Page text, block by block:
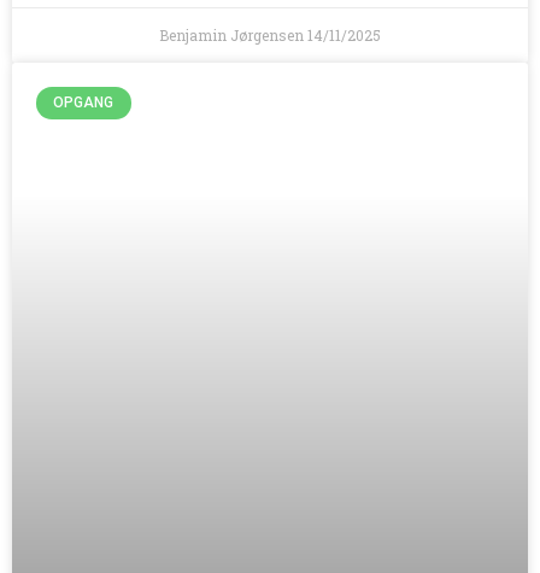
Benjamin Jørgensen 14/11/2025
OPGANG